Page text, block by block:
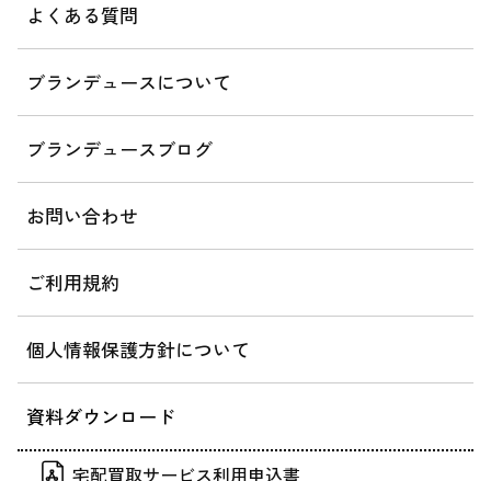
よくある質問
ブランデュースについて
ブランデュースブログ
お問い合わせ
ご利用規約
個人情報保護方針について
資料ダウンロード
宅配買取サービス利用申込書